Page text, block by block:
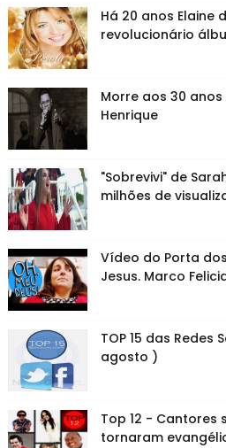
Há 20 anos Elaine
revolucionário
Morre aos 30
Henrique
"Sobrevivi" de
milhões de
Vídeo do Porta
Jesus. Marco
TOP 15 das Redes
agosto )
Top 12 - Cantores
tornaram